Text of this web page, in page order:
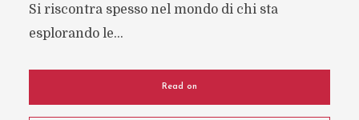
Si riscontra spesso nel mondo di chi sta
esplorando le...
Read on